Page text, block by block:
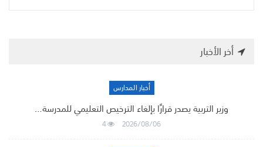
أخر الأخبار
أخبار المدارس
وزير التربية يصدر قرارًا بإلغاء الترخيص التعليمي للمدرسة…
2026/08/06
4